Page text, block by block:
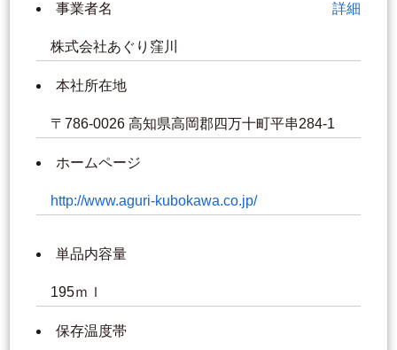
事業者名 詳細
株式会社あぐり窪川
本社所在地
〒786-0026 高知県高岡郡四万十町平串284-1
ホームページ
http://www.aguri-kubokawa.co.jp/
単品内容量
195ｍｌ
保存温度帯